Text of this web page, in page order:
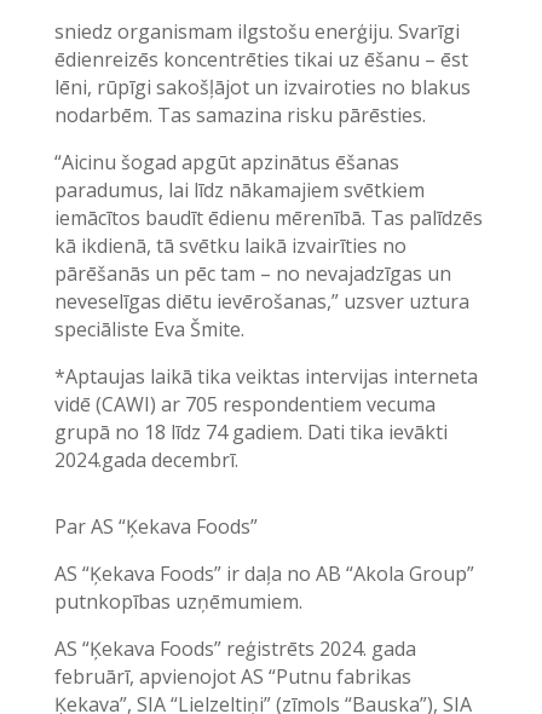
sniedz organismam ilgstošu enerģiju. Svarīgi
ēdienreizēs koncentrēties tikai uz ēšanu – ēst
lēni, rūpīgi sakošļājot un izvairoties no blakus
nodarbēm. Tas samazina risku pārēsties.
“Aicinu šogad apgūt apzinātus ēšanas
paradumus, lai līdz nākamajiem svētkiem
iemācītos baudīt ēdienu mērenībā. Tas palīdzēs
kā ikdienā, tā svētku laikā izvairīties no
pārēšanās un pēc tam – no nevajadzīgas un
neveselīgas diētu ievērošanas,” uzsver uztura
speciāliste Eva Šmite.
*Aptaujas laikā tika veiktas intervijas interneta
vidē (CAWI) ar 705 respondentiem vecuma
grupā no 18 līdz 74 gadiem. Dati tika ievākti
2024.gada decembrī.
Par AS “Ķekava Foods”
AS “Ķekava Foods” ir daļa no AB “Akola Group”
putnkopības uzņēmumiem.
AS “Ķekava Foods” reģistrēts 2024. gada
februārī, apvienojot AS “Putnu fabrikas
Ķekava”, SIA “Lielzeltiņi” (zīmols “Bauska”), SIA